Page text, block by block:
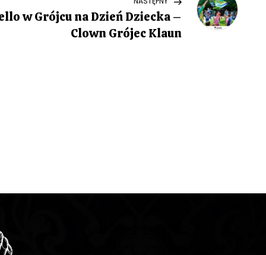
Post
w Grójcu na Dzień Dziecka –
Clown Grójec Klaun